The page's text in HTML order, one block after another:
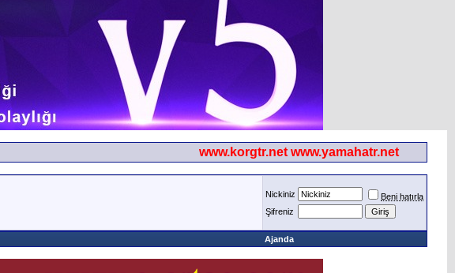
www.korgtr.net www.yamahatr.net
Nickiniz
Beni hatırla
Şifreniz
Ajanda